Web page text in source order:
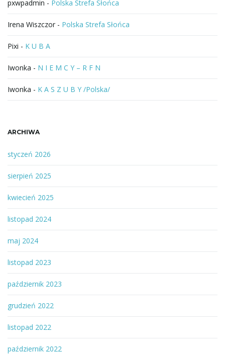
pxwpadmin - Polska Strefa Słońca
Irena Wiszczor - Polska Strefa Słońca
Pixi - K U B A
Iwonka - N I E M C Y – R F N
Iwonka - K A S Z U B Y /Polska/
ARCHIWA
styczeń 2026
sierpień 2025
kwiecień 2025
listopad 2024
maj 2024
listopad 2023
październik 2023
grudzień 2022
listopad 2022
październik 2022